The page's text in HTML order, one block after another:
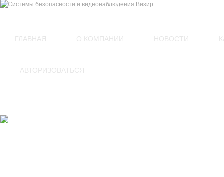
ГЛАВНАЯ О КОМПАНИИ НОВОСТИ
АВТОРИЗОВАТЬСЯ